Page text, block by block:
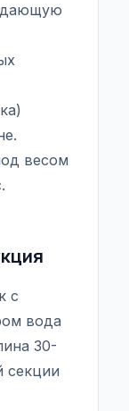
весом
с
вода
30-
секции